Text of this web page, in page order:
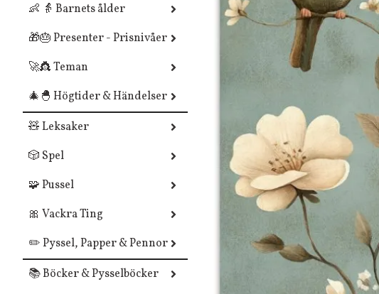
👶 👵 Barnets ålder
🎁🎂 Presenter - Prisnivåer
🚀👸 Teman
🎄🐣 Högtider & Händelser
🧸 Leksaker
🎲 Spel
🧩 Pussel
🎀 Vackra Ting
✏️ Pyssel, Papper & Pennor
📚 Böcker & Pysselböcker